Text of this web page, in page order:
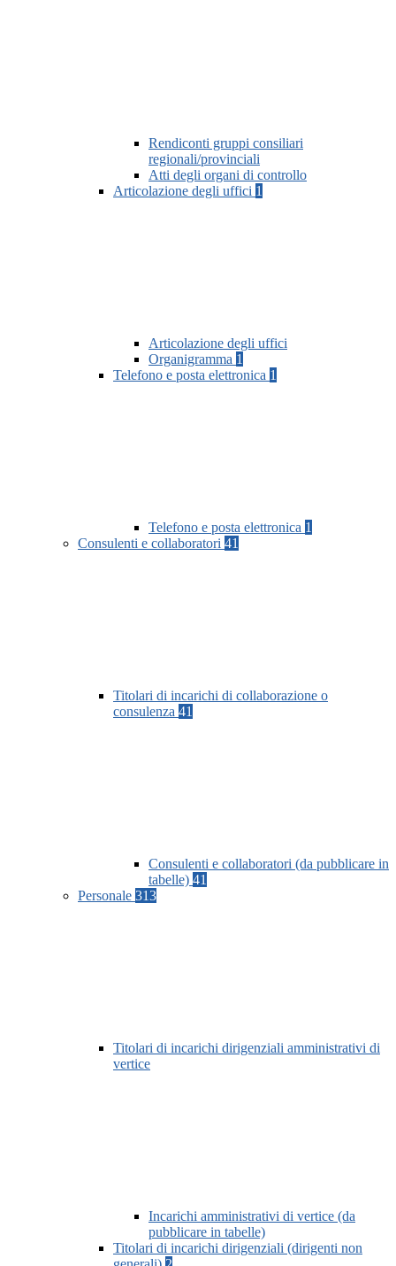
Rendiconti gruppi consiliari
regionali/provinciali
Atti degli organi di controllo
Articolazione degli uffici 1
Articolazione degli uffici
Organigramma 1
Telefono e posta elettronica 1
Telefono e posta elettronica 1
Consulenti e collaboratori 41
Titolari di incarichi di collaborazione o
consulenza 41
Consulenti e collaboratori (da pubblicare in
tabelle) 41
Personale 313
Titolari di incarichi dirigenziali amministrativi di
vertice
Incarichi amministrativi di vertice (da
pubblicare in tabelle)
Titolari di incarichi dirigenziali (dirigenti non